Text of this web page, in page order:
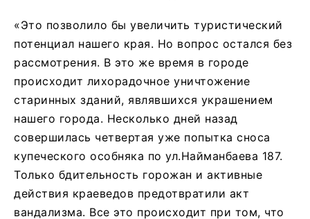
«Это позволило бы увеличить туристический
потенциал нашего края. Но вопрос остался без
рассмотрения. В это же время в городе
происходит лихорадочное уничтожение
старинных зданий, являвшихся украшением
нашего города. Несколько дней назад
совершилась четвертая уже попытка сноса
купеческого особняка по ул.Найманбаева 187.
Только бдительность горожан и активные
действия краеведов предотвратили акт
вандализма. Все это происходит при том, что